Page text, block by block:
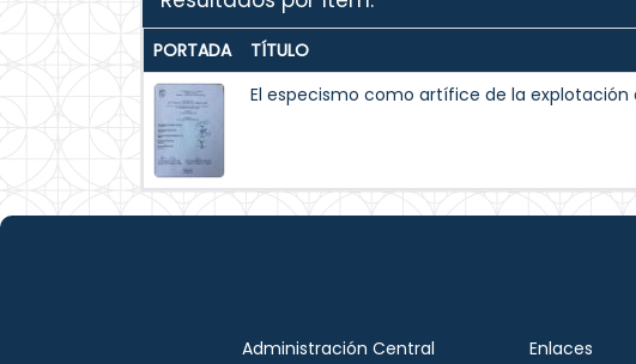
PORTADA TÍTULO
El especismo como artífice de la explotación
Administración Central
Enlaces